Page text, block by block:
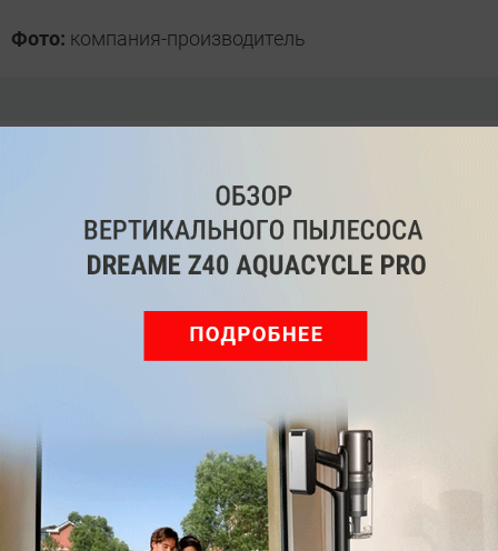
Фото: компания-производитель
Андрей Киреев
Подпишитесь на рассылку
с самыми популярными статьями